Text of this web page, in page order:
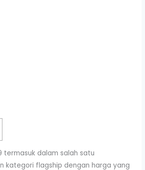
termasuk dalam salah satu
kategori flagship dengan harga yang